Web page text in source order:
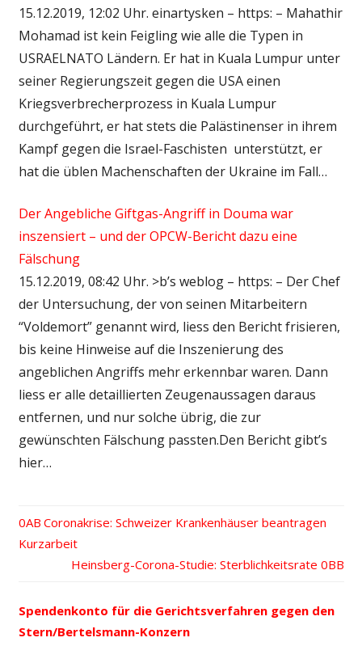
15.12.2019, 12:02 Uhr. einartysken – https: – Mahathir
Mohamad ist kein Feigling wie alle die Typen in
USRAELNATO Ländern. Er hat in Kuala Lumpur unter
seiner Regierungszeit gegen die USA einen
Kriegsverbrecherprozess in Kuala Lumpur
durchgeführt, er hat stets die Palästinenser in ihrem
Kampf gegen die Israel-Faschisten unterstützt, er
hat die üblen Machenschaften der Ukraine im Fall…
Der Angebliche Giftgas-Angriff in Douma war
inszensiert – und der OPCW-Bericht dazu eine
Fälschung
15.12.2019, 08:42 Uhr. >b’s weblog – https: – Der Chef
der Untersuchung, der von seinen Mitarbeitern
“Voldemort” genannt wird, liess den Bericht frisieren,
bis keine Hinweise auf die Inszenierung des
angeblichen Angriffs mehr erkennbar waren. Dann
liess er alle detaillierten Zeugenaussagen daraus
entfernen, und nur solche übrig, die zur
gewünschten Fälschung passten.Den Bericht gibt’s
hier…
Beitrags-
Navigation
Vorheriger
Beitrag:
Coronakrise: Schweizer Krankenhäuser beantragen
Kurzarbeit
Nächster
Heinsberg-Corona-Studie: Sterblichkeitsrate
Spendenkonto für die Gerichtsverfahren gegen den
Stern/Bertelsmann-Konzern